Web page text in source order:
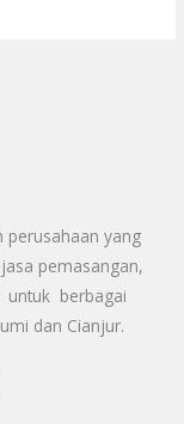
perusahaan yang
pemasangan,
untuk berbagai
dan Cianjur.